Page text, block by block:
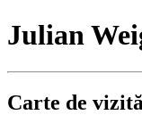
Julian
Carte de